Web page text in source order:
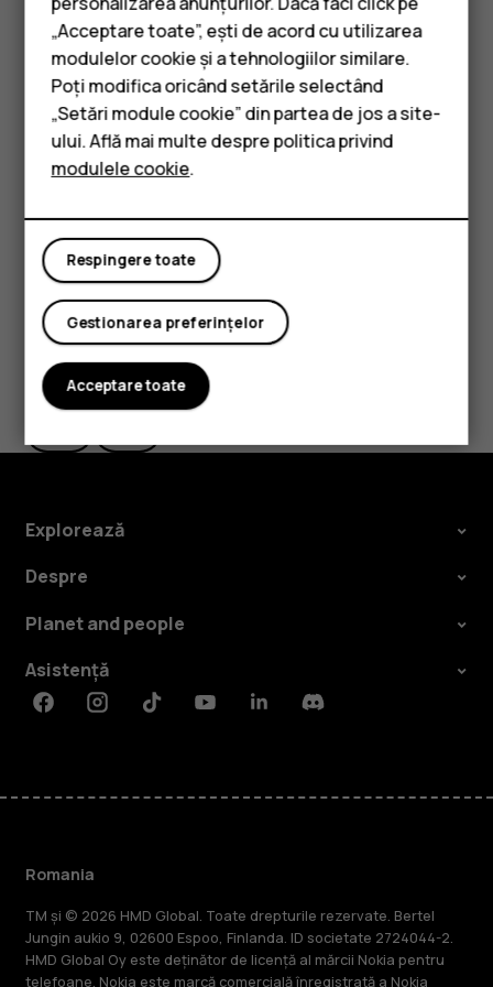
Smartphone-uri
Telefoane clasice
Accesorii
Tablete
tasta de reducere a volumului. De asemenea, puteți
seta telefonul să întrerupă soneria atunci când îl
ridicați: AtingețiSetări>Sistem>Gesturi>Silențios
la ridicareși comutați la Activat.
Dacă doriți să puteți respinge un apel primit prin
întoarcerea telefonului, atingețiSetări>Sistem
Gesturi>Întoarcere pentru respingere apel
Considerați utile aceste informații?
Explorează
Despre
Planet and people
Asistență
FacebookInstagramTiktokYoutubeLinkedinDiscord
Romania
TM și © 2026 HMD Global. Toate drepturile rezervate. Bertel
Jungin aukio 9, 02600 Espoo, Finlanda. ID societate 2724044-2.
HMD Global Oy este deținător de licență al mărcii Nokia pentru
telefoane. Nokia este marcă comercială înregistrată a Nokia
„Acceptare toate”, ești de acord cu utilizarea
modulelor cookie și a tehnologiilor similare.
Poți modifica oricând setările selectând
„Setări module cookie” din partea de jos a site-
ului. Află mai multe despre politica privind
modulele cookie.
Respingere toate
Gestionarea preferințelor
Acceptare toate